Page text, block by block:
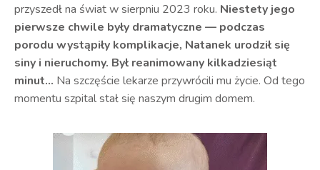
przyszedł na świat w sierpniu 2023 roku. Niestety jego
pierwsze chwile były dramatyczne — podczas
porodu wystąpiły komplikacje, Natanek urodził się
siny i nieruchomy. Był reanimowany kilkadziesiąt
minut… Na szczęście lekarze przywrócili mu życie. Od tego
momentu szpital stał się naszym drugim domem.